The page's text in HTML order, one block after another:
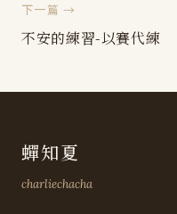
下一篇 →
不安的練習-以賽代練
蟬知夏
charliechacha